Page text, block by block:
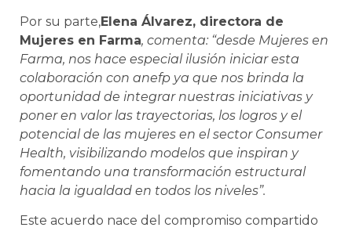
Por su parte,Elena Álvarez, directora de
Mujeres en Farma, comenta: “desde Mujeres en
Farma, nos hace especial ilusión iniciar esta
colaboración con anefp ya que nos brinda la
oportunidad de integrar nuestras iniciativas y
poner en valor las trayectorias, los logros y el
potencial de las mujeres en el sector Consumer
Health, visibilizando modelos que inspiran y
fomentando una transformación estructural
hacia la igualdad en todos los niveles”.
Este acuerdo nace del compromiso compartido